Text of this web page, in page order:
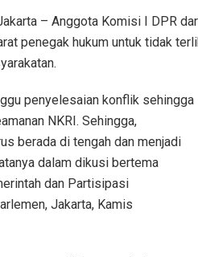
– Anggota Komisi I DPR
penegak hukum untuk tidak
penyelesaian konflik sehingga
NKRI. Sehingga,
berada di tengah dan menjadi
dalam dikusi bertema
dan Partisipasi
Jakarta, Kamis